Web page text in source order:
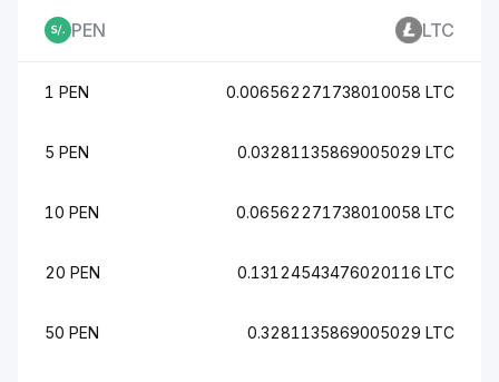
PEN LTC
1 PEN 0.006562271738010058 LTC
5 PEN 0.03281135869005029 LTC
10 PEN 0.06562271738010058 LTC
20 PEN 0.13124543476020116 LTC
50 PEN 0.3281135869005029 LTC